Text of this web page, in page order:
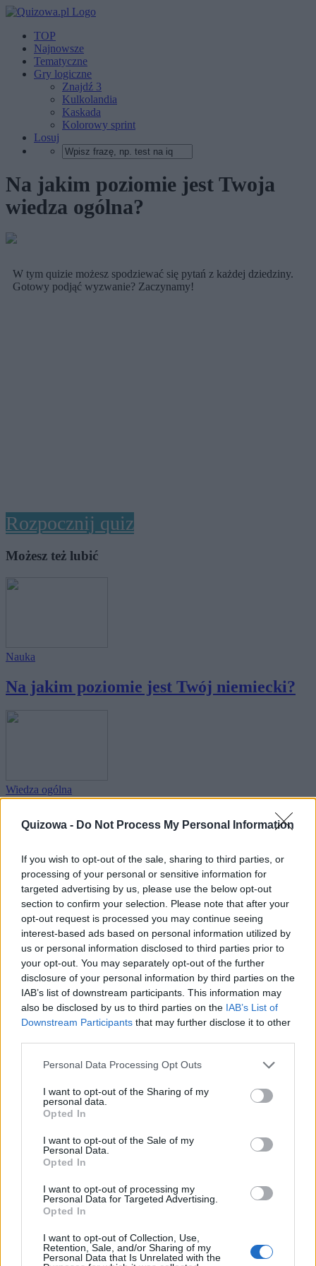
Quizowa - Do Not Process My Personal Information
If you wish to opt-out of the sale, sharing to third parties, or
processing of your personal or sensitive information for
targeted advertising by us, please use the below opt-out
section to confirm your selection. Please note that after your
opt-out request is processed you may continue seeing
interest-based ads based on personal information utilized by
us or personal information disclosed to third parties prior to
your opt-out. You may separately opt-out of the further
disclosure of your personal information by third parties on the
IAB’s list of downstream participants. This information may
also be disclosed by us to third parties on the IAB’s List of
Downstream Participants that may further disclose it to other
Personal Data Processing Opt Outs
I want to opt-out of the Sharing of my
personal data.
Opted In
I want to opt-out of the Sale of my
Personal Data.
Opted In
I want to opt-out of processing my
Personal Data for Targeted Advertising.
Opted In
I want to opt-out of Collection, Use,
Retention, Sale, and/or Sharing of my
Personal Data that Is Unrelated with the
TOP
Najnowsze
Tematyczne
Gry logiczne
Znajdź 3
Kulkolandia
Kaskada
Kolorowy sprint
Losuj
Na jakim poziomie jest Twoja
wiedza ogólna?
W tym quizie możesz spodziewać się pytań z każdej dziedziny.
Gotowy podjąć wyzwanie? Zaczynamy!
Rozpocznij quiz
Możesz też lubić
Nauka
Na jakim poziomie jest Twój niemiecki?
Wiedza ogólna
Czy odpowiedzi na te pytania nie sprawią
Czy potrafisz wybrać właściwe
odpowiedzi?
Psychotesty
Jaka jest Twoja inteligencja
emocjonalna?
Wiedza ogólna